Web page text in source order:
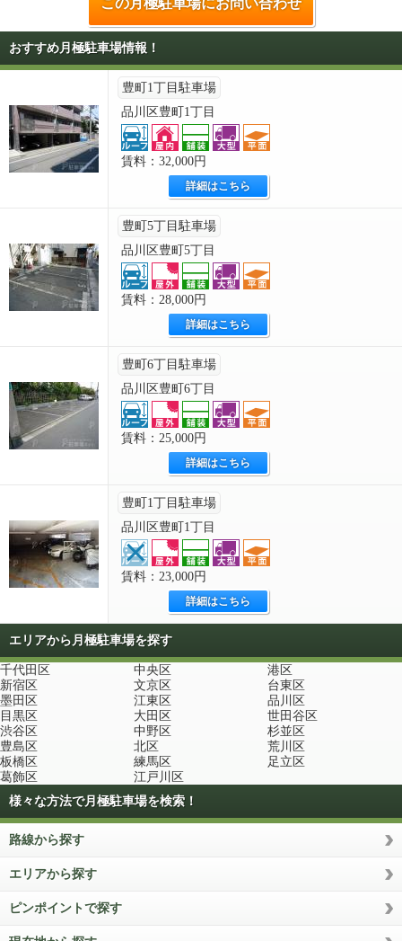
おすすめ月極駐車場情報！
豊町1丁目駐車場
品川区豊町1丁目
賃料：32,000円
詳細はこちら
豊町5丁目駐車場
品川区豊町5丁目
賃料：28,000円
詳細はこちら
豊町6丁目駐車場
品川区豊町6丁目
賃料：25,000円
詳細はこちら
豊町1丁目駐車場
品川区豊町1丁目
賃料：23,000円
詳細はこちら
エリアから月極駐車場を探す
千代田区 中央区
港区
新宿区
文京区
台東区
墨田区
江東区
品川区
目黒区
大田区
世田谷区
渋谷区
中野区
杉並区
豊島区
北区
荒川区
板橋区
練馬区
足立区
葛飾区
江戸川区
様々な方法で月極駐車場を検索！
路線から探す
エリアから探す
ピンポイントで探す